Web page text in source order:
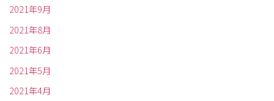
2021年9月
2021年8月
2021年6月
2021年5月
2021年4月